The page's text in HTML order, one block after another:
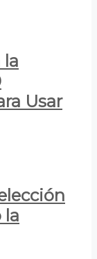
Usar
la